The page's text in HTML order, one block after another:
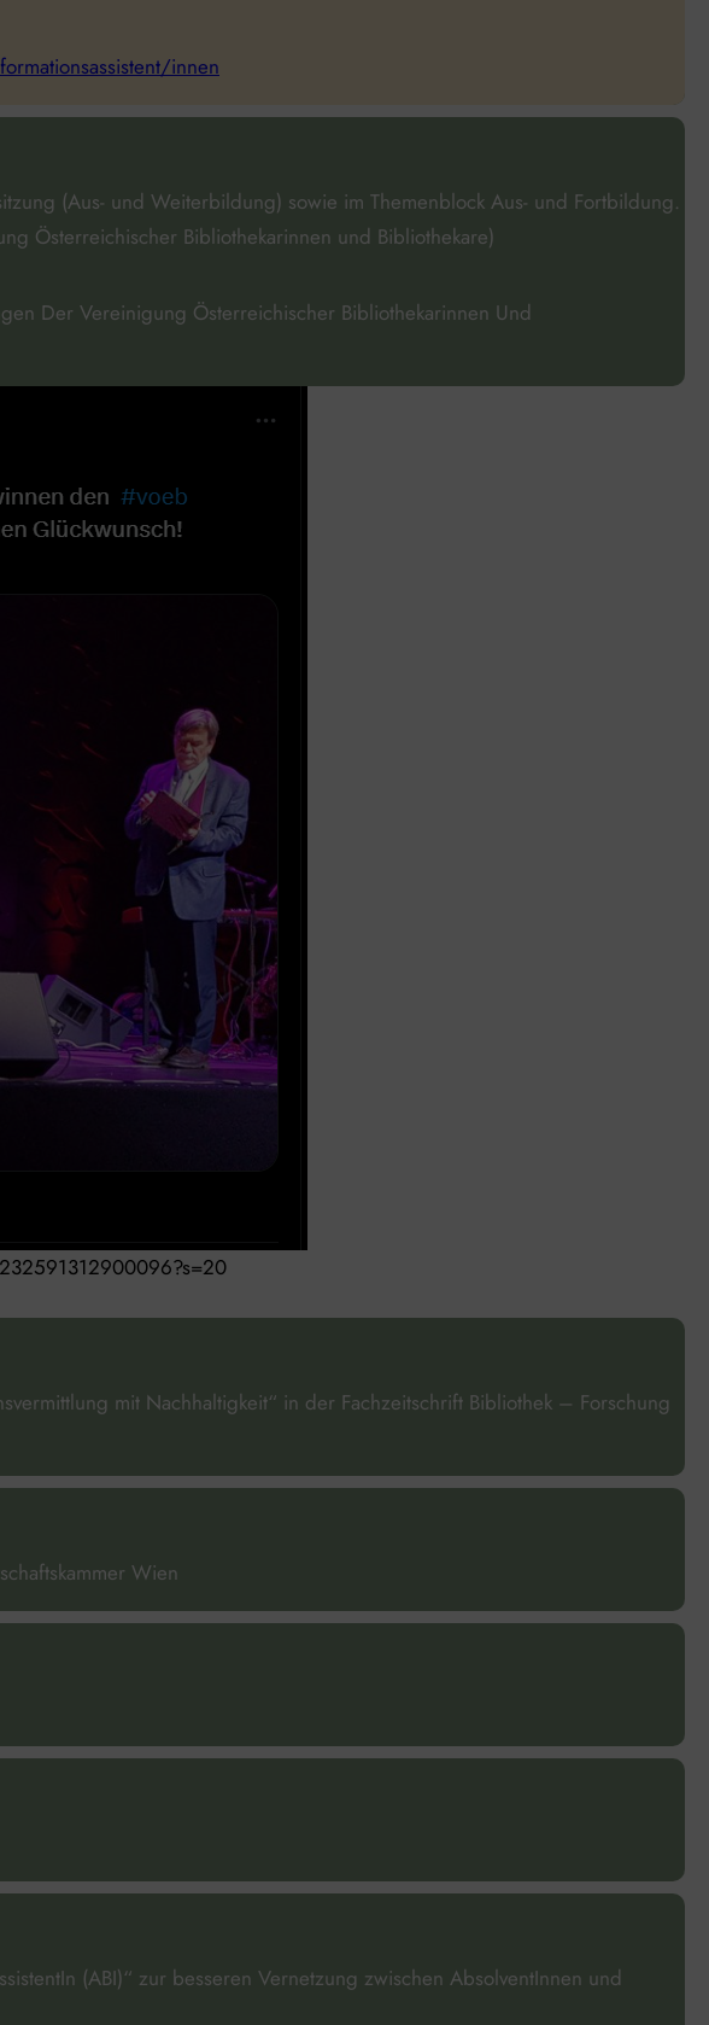
innen
(Aus- und Weiterbildung) sowie im Themenblock Aus- und Fortbildung.
Österreichischer Bibliothekarinnen und Bibliothekare)
Der Vereinigung Österreichischer Bibliothekarinnen Und
mit Nachhaltigkeit“ in der Fachzeitschrift Bibliothek – Forschung
Wien
(ABI)“ zur besseren Vernetzung zwischen AbsolventInnen und